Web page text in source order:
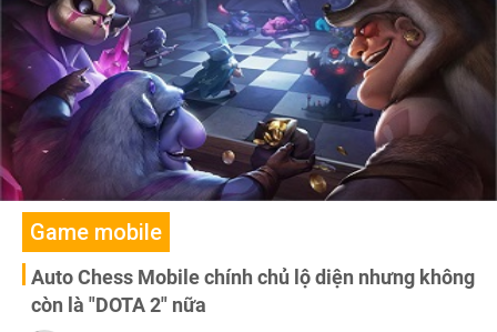
Game mobile
Auto Chess Mobile chính chủ lộ diện nhưng không
còn là "DOTA 2" nữa